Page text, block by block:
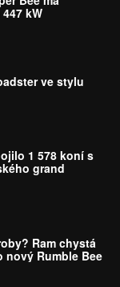
kW
ve stylu
1 578 koní s
grand
Ram chystá
Rumble Bee